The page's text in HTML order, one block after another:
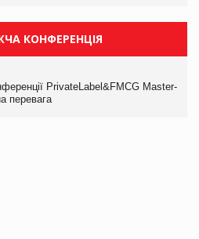
КОНФЕРЕНЦІЯ
PrivateLabel&FMCG Master-
перевага